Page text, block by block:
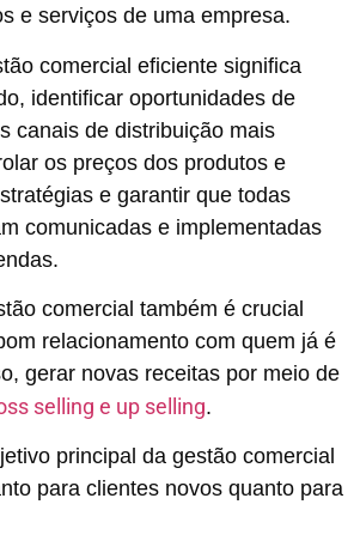
e serviços de uma empresa.
comercial eficiente significa
identificar oportunidades de
canais de distribuição mais
os preços dos produtos e
e garantir que todas
comunicadas e implementadas
comercial também é crucial
relacionamento com quem já é
gerar novas receitas por meio de
selling e up selling.
principal da gestão comercial
para clientes novos quanto para